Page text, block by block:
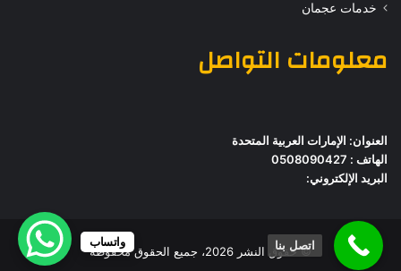
خدمات عجمان
معلومات التواصل
العنوان: الإمارات العربية المتحدة
الهاتف : 0508090427
البريد الإلكتروني:
© حقوق النشر 2026، جميع الحقوق محفوظة
واتساب اتصل بنا